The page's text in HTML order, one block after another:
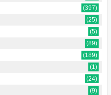
(397)
(25)
(5)
(89)
(189)
(1)
(24)
(9)